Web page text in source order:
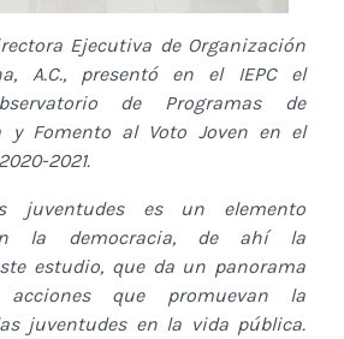
Ejecutiva de Organización
A.C., presentó en el IEPC el
de Programas de
y Fomento al Voto Joven en el
2021.
juventudes es un elemento
la democracia, de ahí la
estudio, que da un panorama
que promuevan la
juventudes en la vida pública.